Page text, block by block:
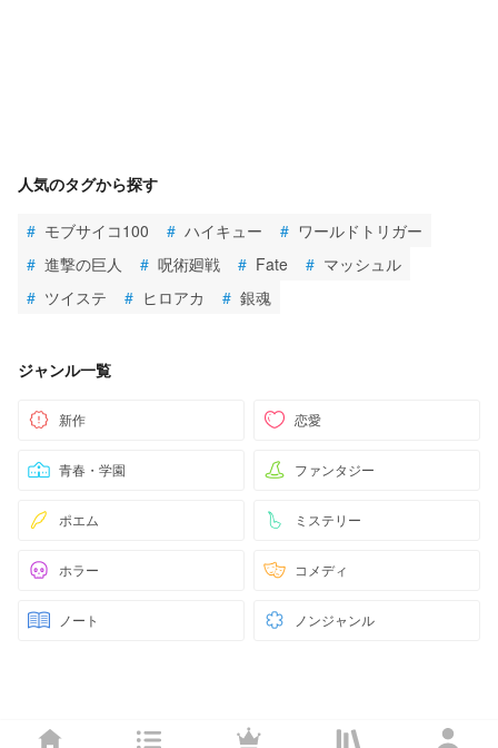
人気のタグから探す
# モブサイコ100 # ハイキュー # ワールドトリガー
# 進撃の巨人 # 呪術廻戦 # Fate # マッシュル
# ツイステ # ヒロアカ # 銀魂
ジャンル一覧
新作 恋愛
青春・学園 ファンタジー
ポエム ミステリー
ホラー コメディ
ノート ノンジャンル